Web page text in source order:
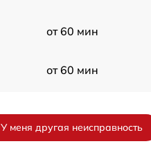
от 60 мин
от 60 мин
У меня другая неисправность